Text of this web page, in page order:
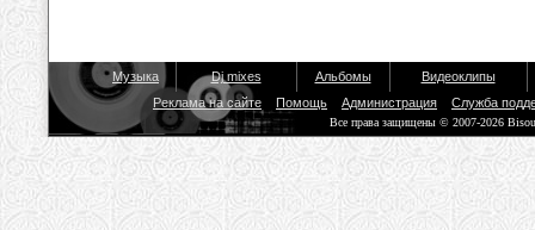
Музыка Dj mixes Альбомы
Видеоклипы
Реклама на сайте
Помощь Администрация Служба
Все права защищены © 2007-2026